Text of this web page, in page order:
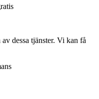
dessa tjänster. Vi kan få